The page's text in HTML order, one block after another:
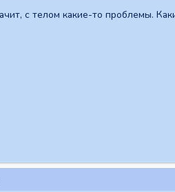
с телом какие-то проблемы.